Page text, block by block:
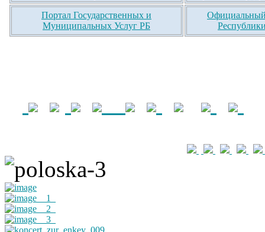
Портал Государственных и
Муниципальных Услуг РБ
Официальный